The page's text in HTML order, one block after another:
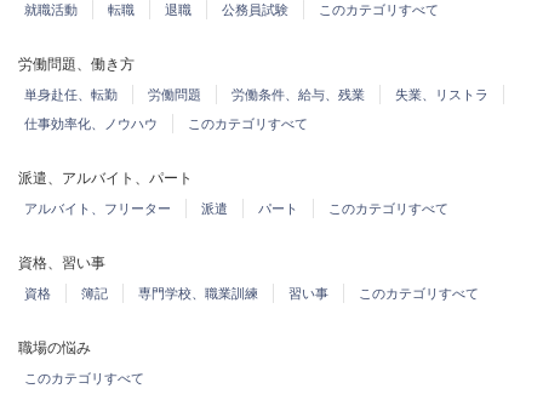
就職活動 転職 退職 公務員試験 このカテゴリすべて
労働問題、働き方
単身赴任、転勤 労働問題 労働条件、給与、残業
失業、リストラ
仕事効率化、ノウハウ
このカテゴリすべて
派遣、アルバイト、パート
アルバイト、フリーター 派遣 パート このカテゴリすべて
資格、習い事
資格 簿記 専門学校、職業訓練 習い事 このカテゴリすべて
職場の悩み
このカテゴリすべて